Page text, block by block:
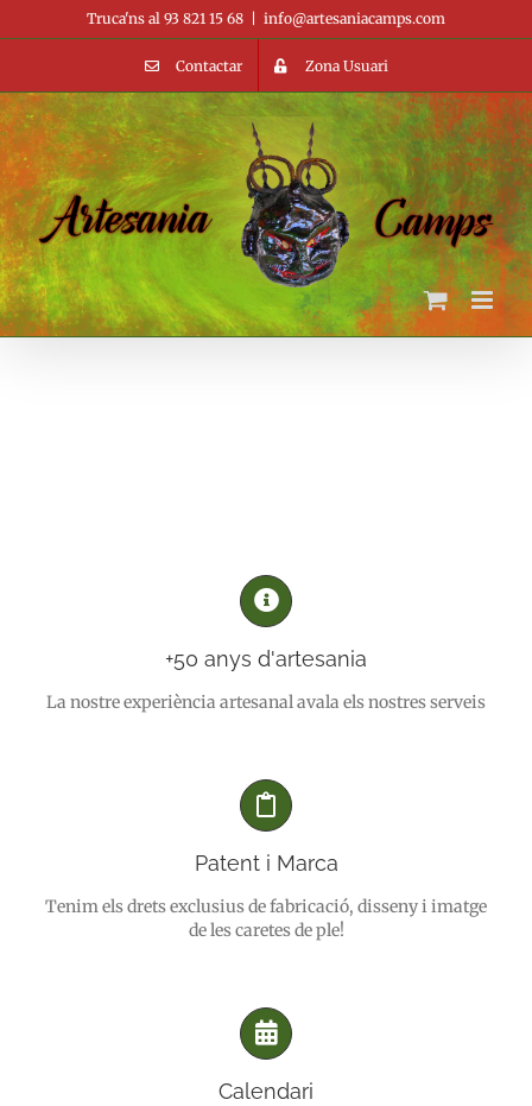
to
Truca'ns al 93 821 15 68 info@artesaniacamps.com
Contactar Zona Usuari
+50 anys d'artesania
La nostre experiència artesanal avala els nostres serveis
Patent i Marca
Tenim els drets exclusius de fabricació, disseny i imatge
de les caretes de ple!
Calendari